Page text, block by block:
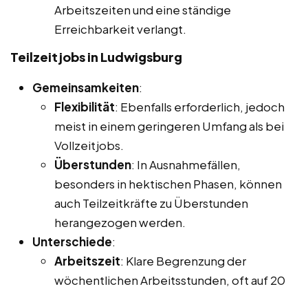
Arbeitszeiten und eine ständige
Erreichbarkeit verlangt.
Teilzeitjobs in Ludwigsburg
Gemeinsamkeiten:
Flexibilität: Ebenfalls erforderlich, jedoch
meist in einem geringeren Umfang als bei
Vollzeitjobs.
Überstunden: In Ausnahmefällen,
besonders in hektischen Phasen, können
auch Teilzeitkräfte zu Überstunden
herangezogen werden.
Unterschiede:
Arbeitszeit: Klare Begrenzung der
wöchentlichen Arbeitsstunden, oft auf 20